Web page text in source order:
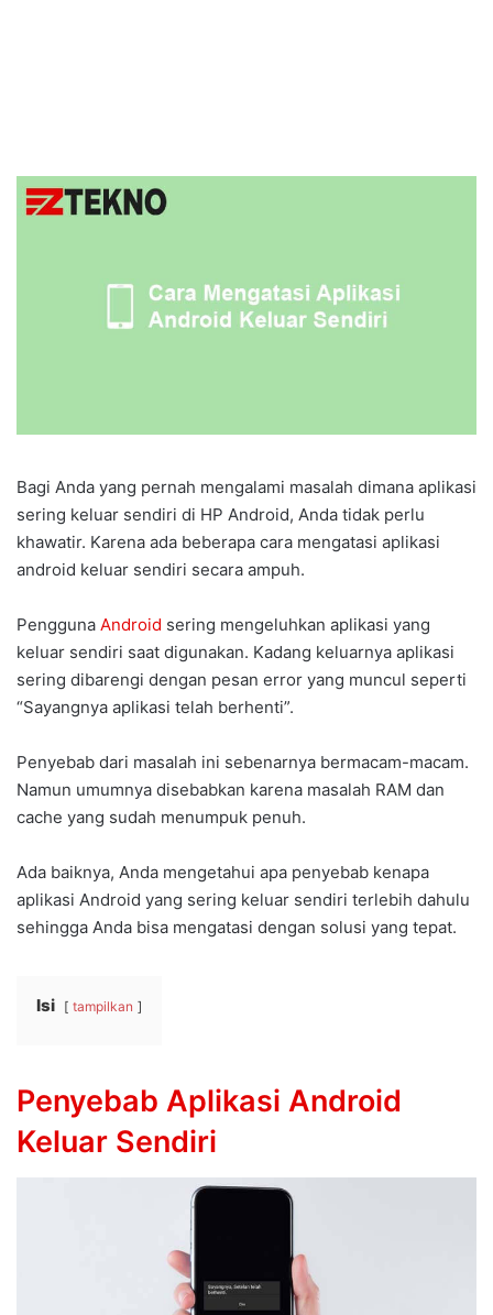
Bagi Anda yang pernah mengalami masalah dimana aplikasi
sering keluar sendiri di HP Android, Anda tidak perlu
khawatir. Karena ada beberapa cara mengatasi aplikasi
android keluar sendiri secara ampuh.
Pengguna Android sering mengeluhkan aplikasi yang
keluar sendiri saat digunakan. Kadang keluarnya aplikasi
sering dibarengi dengan pesan error yang muncul seperti
“Sayangnya aplikasi telah berhenti”.
Penyebab dari masalah ini sebenarnya bermacam-macam.
Namun umumnya disebabkan karena masalah RAM dan
cache yang sudah menumpuk penuh.
Ada baiknya, Anda mengetahui apa penyebab kenapa
aplikasi Android yang sering keluar sendiri terlebih dahulu
sehingga Anda bisa mengatasi dengan solusi yang tepat.
Isi tampilkan
Penyebab Aplikasi Android
Keluar Sendiri